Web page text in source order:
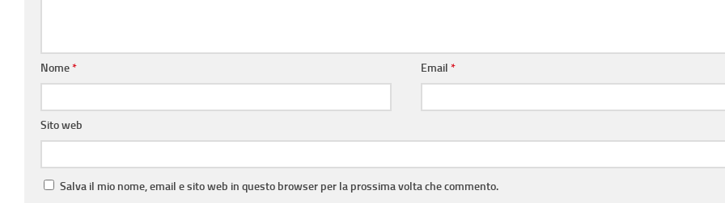
Nome* Email*
Sito web
Salva il mio nome, email e sito web in questo browser per la prossima volta che commento.